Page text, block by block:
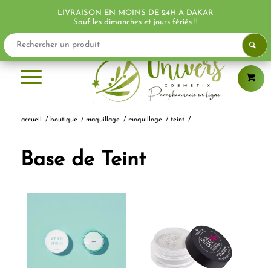
accueil / boutique / maquillage / maquillage / teint /
Base de Teint
LIVRAISON EN MOINS DE 24H À DAKAR
Sauf les dimanches et jours fériés !!